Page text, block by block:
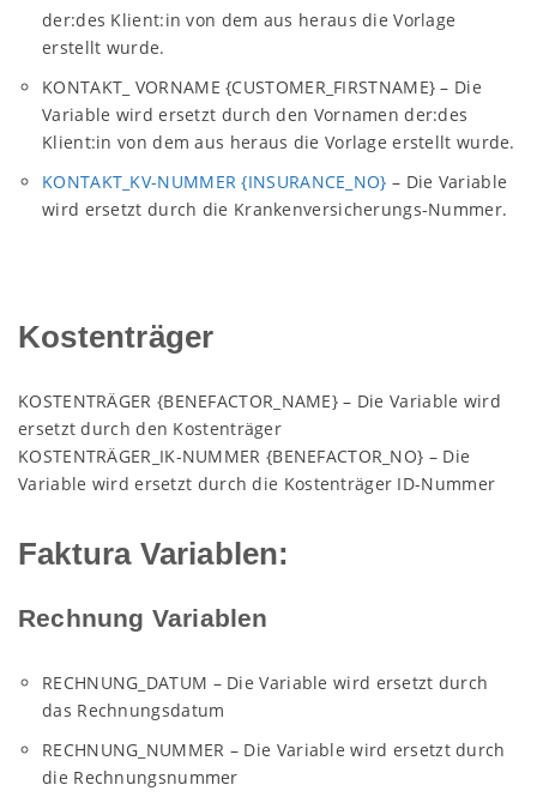
der:des Klient:in von dem aus heraus die Vorlage
erstellt wurde.
KONTAKT_ VORNAME {CUSTOMER_FIRSTNAME} – Die
Variable wird ersetzt durch den Vornamen der:des
Klient:in von dem aus heraus die Vorlage erstellt wurde.
KONTAKT_KV-NUMMER {INSURANCE_NO} – Die Variable
wird ersetzt durch die Krankenversicherungs-Nummer.
Kostenträger
KOSTENTRÄGER {BENEFACTOR_NAME} – Die Variable wird
ersetzt durch den Kostenträger
KOSTENTRÄGER_IK-NUMMER {BENEFACTOR_NO} – Die
Variable wird ersetzt durch die Kostenträger ID-Nummer
Faktura Variablen:
Rechnung Variablen
RECHNUNG_DATUM – Die Variable wird ersetzt durch
das Rechnungsdatum
RECHNUNG_NUMMER – Die Variable wird ersetzt durch
die Rechnungsnummer